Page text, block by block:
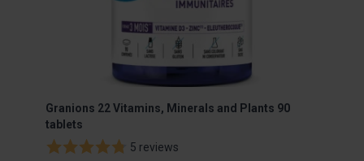
Granions 22 Vitamins, Minerals and Plants 90
tablets
5 reviews